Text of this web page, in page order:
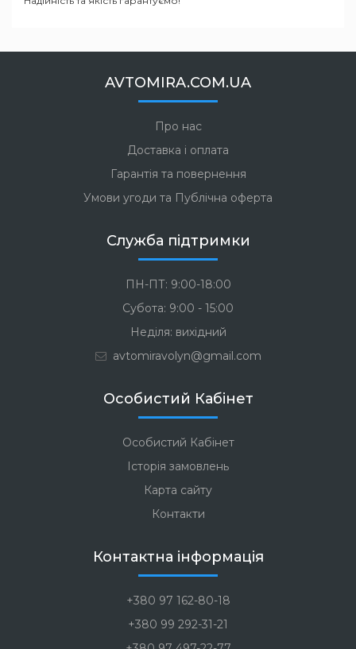
AVTOMIRA.COM.UA
Про нас
Доставка і оплата
Гарантія та повернення
Умови угоди та Публічна оферта
Служба підтримки
ПН-ПТ: 9:00-18:00
Субота: 9:00 - 15:00
Неділя: вихідний
avtomiravolyn@gmail.com
Особистий Кабінет
Особистий Кабінет
Історія замовлень
Карта сайту
Контакти
Контактна інформація
+380 97 162-80-18
+380 99 292-31-21